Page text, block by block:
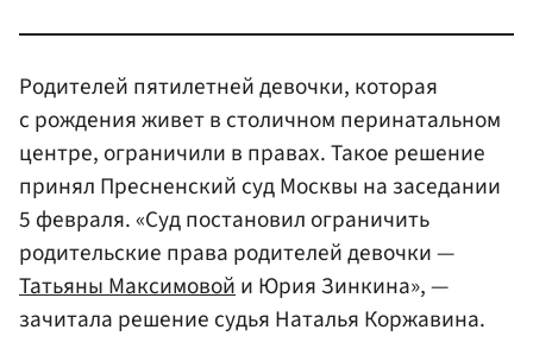
Родителей пятилетней девочки, которая
с рождения живет в столичном перинатальном
центре, ограничили в правах. Такое решение
принял Пресненский суд Москвы на заседании
5 февраля. «Суд постановил ограничить
родительские права родителей девочки —
Татьяны Максимовойи Юрия Зинкина», —
зачитала решение судья Наталья Коржавина.